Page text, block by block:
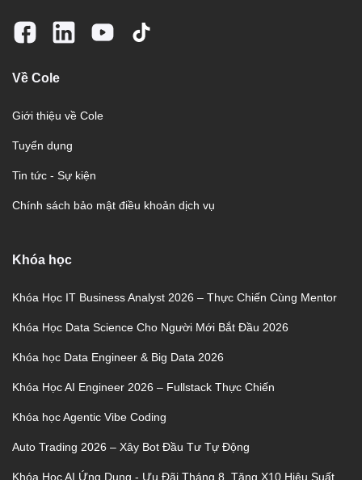
Về Cole
Giới thiệu về Cole
Tuyển dụng
Tin tức - Sự kiện
Chính sách bảo mật điều khoản dịch vụ
Khóa học
Khóa Học IT Business Analyst 2026 – Thực Chiến Cùng Mentor
Khóa Học Data Science Cho Người Mới Bắt Đầu 2026
Khóa học Data Engineer & Big Data 2026
Khóa Học AI Engineer 2026 – Fullstack Thực Chiến
Khóa học Agentic Vibe Coding
Auto Trading 2026 – Xây Bot Đầu Tư Tự Động
Khóa Học AI Ứng Dụng - Ưu Đãi Tháng 8, Tăng X10 Hiệu Suất